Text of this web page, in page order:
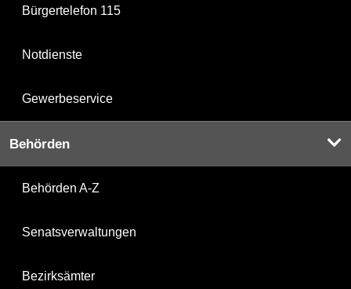
Bürgertelefon 115
Notdienste
Gewerbeservice
Behörden
Behörden A-Z
Senatsverwaltungen
Bezirksämter